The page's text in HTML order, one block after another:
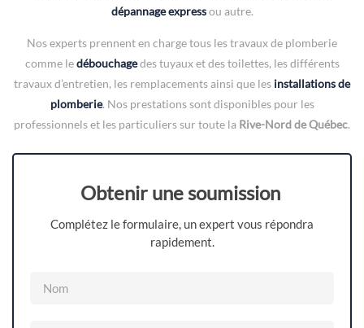
dépannage expressou autre.
Nos experts prennent en charge tous les travaux de plomberie
comme ledébouchagedes tuyaux et des toilettes, les différents
travaux d’entretien, les remplacements ainsi que les installations de
plomberie. Nos prestations sont disponibles pour les
professionnels et les particuliers sur toute la Rive-Nord de Québec.
Obtenir une soumission
Complétez le formulaire, un expert vous répondra
rapidement.